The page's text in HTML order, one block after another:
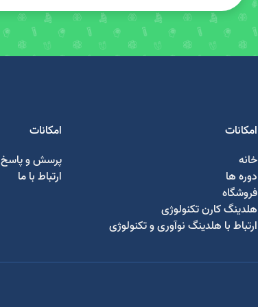
امکانات
خانه
دوره ها
فروشگاه
هلدینگ کارن تکنولوژی
ارتباط با هلدینگ نوآوری و تکنولوژی
امکانات
پرسش و پاسخ
ارتباط با ما